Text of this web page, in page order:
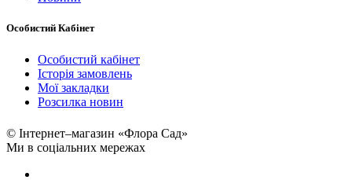
Особистий Кабінет
Особистий кабінет
Історія замовлень
Мої закладки
Розсилка новин
© Інтернет–магазин «Флора Сад»
Ми в соціальних мережах